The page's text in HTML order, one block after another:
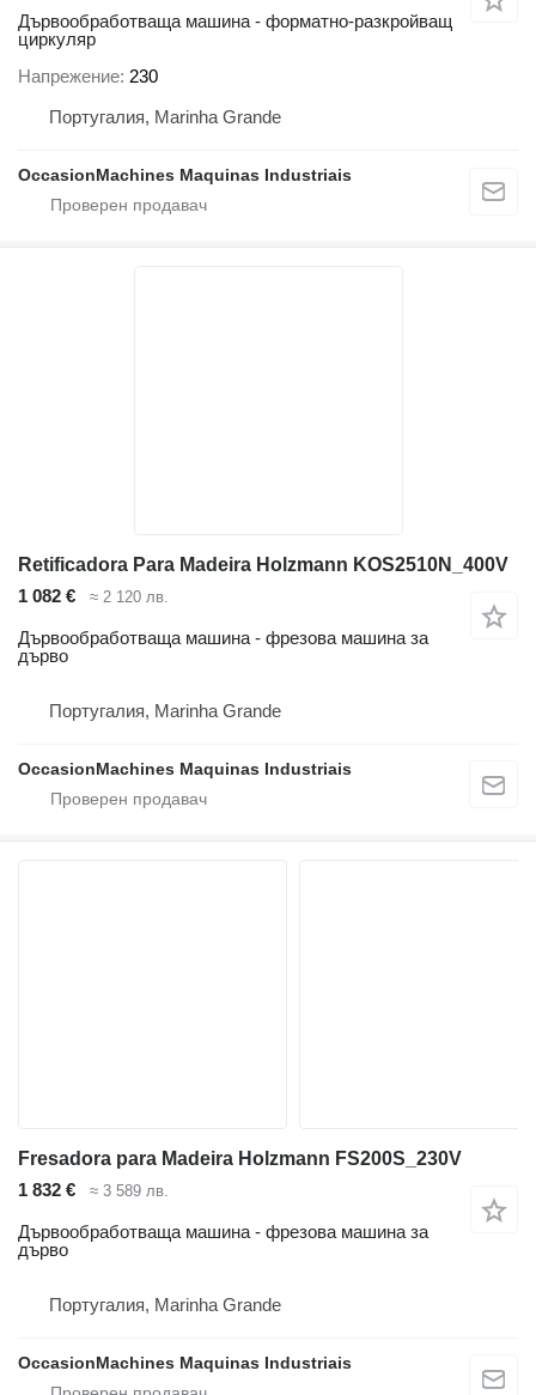
Дървообработваща машина - форматно-разкройващ
циркуляр
Напрежение 230
Португалия, Marinha Grande
OccasionMachines Maquinas Industriais
Retificadora Para Madeira Holzmann KOS2510N_400V
1 082 €
≈ 2 120 лв.
Дървообработваща машина - фрезова машина за
дърво
Португалия, Marinha Grande
OccasionMachines Maquinas Industriais
Fresadora para Madeira Holzmann FS200S_230V
1 832 €
≈ 3 589 лв.
Дървообработваща машина - фрезова машина за
дърво
Португалия, Marinha Grande
OccasionMachines Maquinas Industriais